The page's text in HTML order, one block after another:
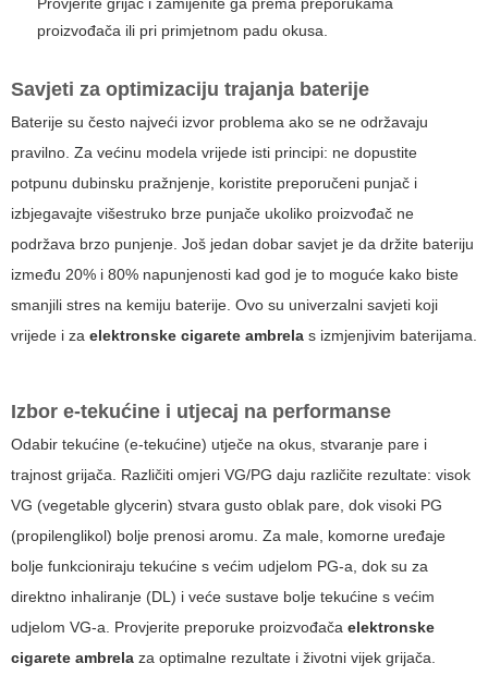
proizvođača ili pri primjetnom padu okusa.
Savjeti za optimizaciju trajanja baterije
Baterije su često najveći izvor problema ako se ne održavaju
pravilno. Za većinu modela vrijede isti principi: ne dopustite
potpunu dubinsku pražnjenje, koristite preporučeni punjač i
izbjegavajte višestruko brze punjače ukoliko proizvođač ne
podržava brzo punjenje. Još jedan dobar savjet je da držite bateriju
između 20% i 80% napunjenosti kad god je to moguće kako biste
smanjili stres na kemiju baterije. Ovo su univerzalni savjeti koji
vrijede i za elektronske cigarete ambrela s izmjenjivim baterijama.
Izbor e-tekućine i utjecaj na performanse
Odabir tekućine (e-tekućine) utječe na okus, stvaranje pare i
trajnost grijača. Različiti omjeri VG/PG daju različite rezultate: visok
VG (vegetable glycerin) stvara gusto oblak pare, dok visoki PG
(propilenglikol) bolje prenosi aromu. Za male, komorne uređaje
bolje funkcioniraju tekućine s većim udjelom PG-a, dok su za
direktno inhaliranje (DL) i veće sustave bolje tekućine s većim
udjelom VG-a. Provjerite preporuke proizvođača elektronske
cigarete ambrela za optimalne rezultate i životni vijek grijača.